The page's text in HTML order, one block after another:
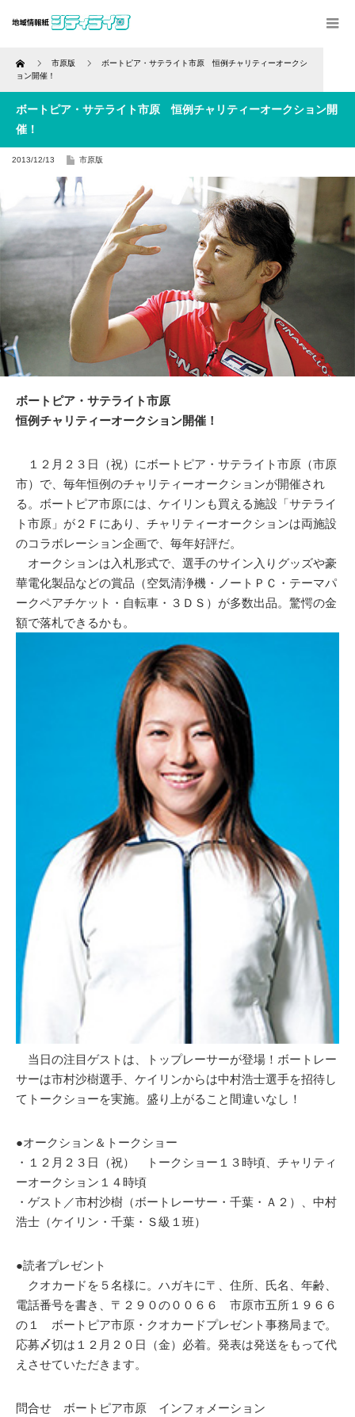
Home 市原版
ボートピア・サテライト市原 恒例チャリティーオークシ
ョン開催！
ボートピア・サテライト市原 恒例チャリティーオークション開
催！
2013/12/13 市原版
ボートピア・サテライト市原
恒例チャリティーオークション開催！
１２月２３日（祝）にボートピア・サテライト市原（市原
市）で、毎年恒例のチャリティーオークションが開催され
る。ボートピア市原には、ケイリンも買える施設「サテライ
ト市原」が２Ｆにあり、チャリティーオークションは両施設
のコラボレーション企画で、毎年好評だ。
オークションは入札形式で、選手のサイン入りグッズや豪
華電化製品などの賞品（空気清浄機・ノートＰＣ・テーマパ
ークペアチケット・自転車・３ＤＳ）が多数出品。驚愕の金
額で落札できるかも。
当日の注目ゲストは、トップレーサーが登場！ボートレー
サーは市村沙樹選手、ケイリンからは中村浩士選手を招待し
てトークショーを実施。盛り上がること間違いなし！
●オークション＆トークショー
・１２月２３日（祝） トークショー１３時頃、チャリティ
ーオークション１４時頃
・ゲスト／市村沙樹（ボートレーサー・千葉・Ａ２）、中村
浩士（ケイリン・千葉・Ｓ級１班）
●読者プレゼント
クオカードを５名様に。ハガキに〒、住所、氏名、年齢、
電話番号を書き、〒２９０の００６６ 市原市五所１９６６
の１ ボートピア市原・クオカードプレゼント事務局まで。
応募〆切は１２月２０日（金）必着。発表は発送をもって代
えさせていただきます。
問合せ ボートピア市原 インフォメーション